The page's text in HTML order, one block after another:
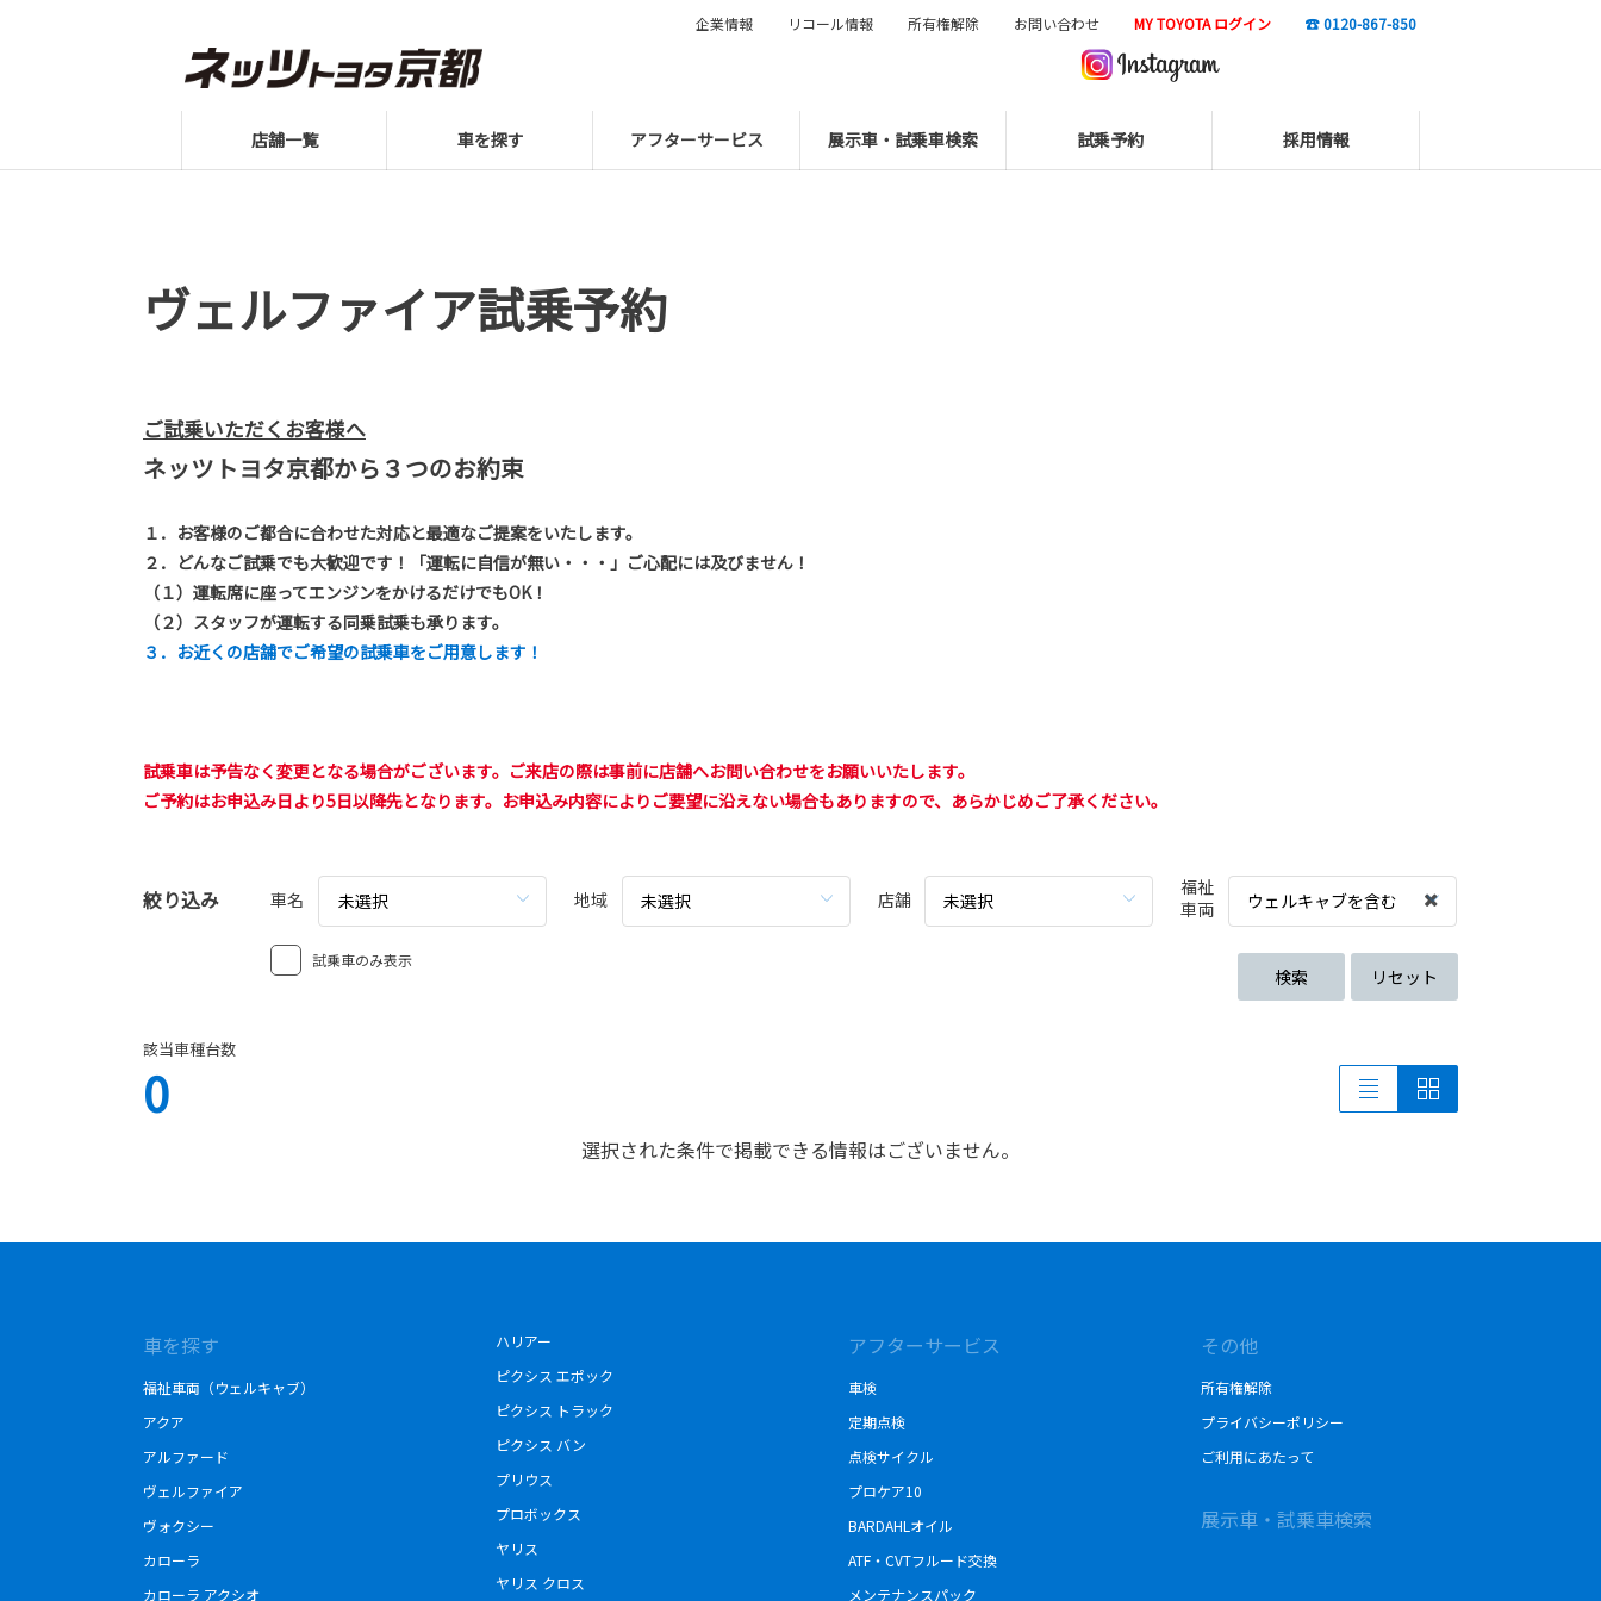
店舗一覧 車を探す アフターサービス 展示車・試乗車検索 試乗予約 採用情報
企業情報 リコール情報 所有権解除 お問い合わせ MY TOYOTA ログイン ☎ 0120-867-850
ヴェルファイア試乗予約
ご試乗いただくお客様へ
ネッツトヨタ京都から３つのお約束
１．お客様のご都合に合わせた対応と最適なご提案をいたします。
２．どんなご試乗でも大歓迎です！「運転に自信が無い・・・」ご心配には及びません！
（１）運転席に座ってエンジンをかけるだけでもOK！
（２）スタッフが運転する同乗試乗も承ります。
３．お近くの店舗でご希望の試乗車をご用意します！
試乗車は予告なく変更となる場合がございます。ご来店の際は事前に店舗へお問い合わせをお願いいたします。
ご予約はお申込み日より5日以降先となります。お申込み内容によりご要望に沿えない場合もありますので、あらかじめご了承ください。
絞り込み 車名 未選択 地域 未選択 店舗 未選択
福祉
車両
ウェルキャブを含む
試乗車のみ表示
検索 リセット
該当車種台数
0
選択された条件で掲載できる情報はございません。
車を探す
福祉車両（ウェルキャブ）
アクア
アルファード
ヴェルファイア
ヴォクシー
カローラ
カローラ アクシオ
ハリアー
ピクシス エポック
ピクシス トラック
ピクシス バン
プリウス
プロボックス
ヤリス
ヤリス クロス
アフターサービス
車検
定期点検
点検サイクル
プロケア10
BARDAHLオイル
ATF・CVTフルード交換
メンテナンスパック
その他
所有権解除
プライバシーポリシー
ご利用にあたって
展示車・試乗車検索